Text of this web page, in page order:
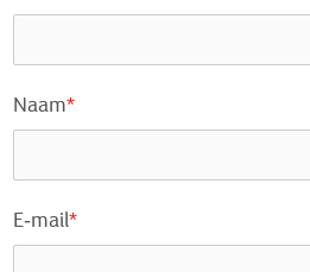
Naam*
E-mail*